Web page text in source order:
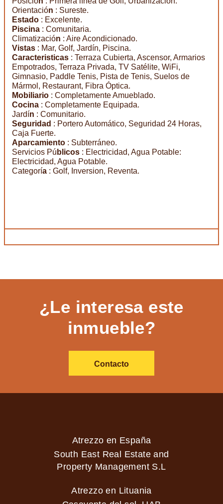
Orientación : Sureste.
Estado : Excelente.
Piscina : Comunitaria.
Climatización : Aire Acondicionado.
Vistas : Mar, Golf, Jardín, Piscina.
Caracteristicas : Terraza Cubierta, Ascensor, Armarios
Empotrados, Terraza Privada, TV Satélite, WiFi,
Gimnasio, Paddle Tenis, Pista de Tenis, Suelos de
Mármol, Restaurant, Fibra Óptica.
Mobiliario : Completamente Amueblado.
Cocina : Completamente Equipada.
Jardín : Comunitario.
Seguridad : Portero Automático, Seguridad 24 Horas,
Caja Fuerte.
Aparcamiento : Subterráneo.
Servicios Pú blicos : Electricidad, Agua Potable:
Electricidad, Agua Potable.
Categoría : Golf, Inversion, Reventa.
¿Le interesa este
inmueble?
Contacto
Atrezzo en España
South East Real Estate and
Property Management S.L
Atrezzo en Lituania